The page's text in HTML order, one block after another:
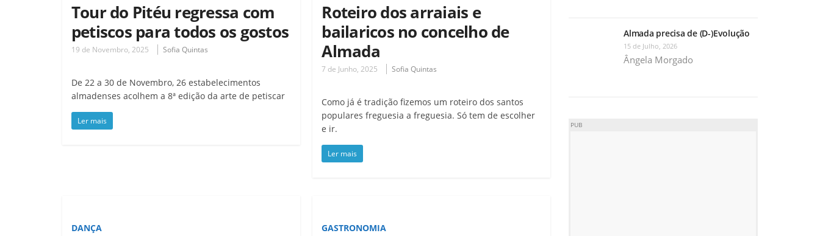
Tour do Pitéu regressa com
petiscos para todos os gostos
19 de Novembro, 2025 Sofia Quintas
De 22 a 30 de Novembro, 26 estabelecimentos
almadenses acolhem a 8ª edição da arte de petiscar
Ler mais
Roteiro dos arraiais e
bailaricos no concelho de
Almada
7 de Junho, 2025 Sofia Quintas
Como já é tradição fizemos um roteiro dos santos
populares freguesia a freguesia. Só tem de escolher
e ir.
Ler mais
DANÇA GASTRONOMIA
Almada precisa de (D-)Evolução
15 de Julho, 2026
Ângela Morgado
PUB